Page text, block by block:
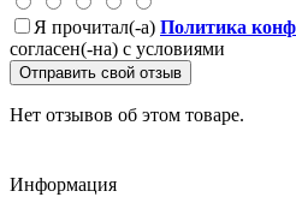
Я прочитал(-а) Политика
согласен(-на) с условиями
Отправить свой отзыв
Нет отзывов об этом товаре.
Информация